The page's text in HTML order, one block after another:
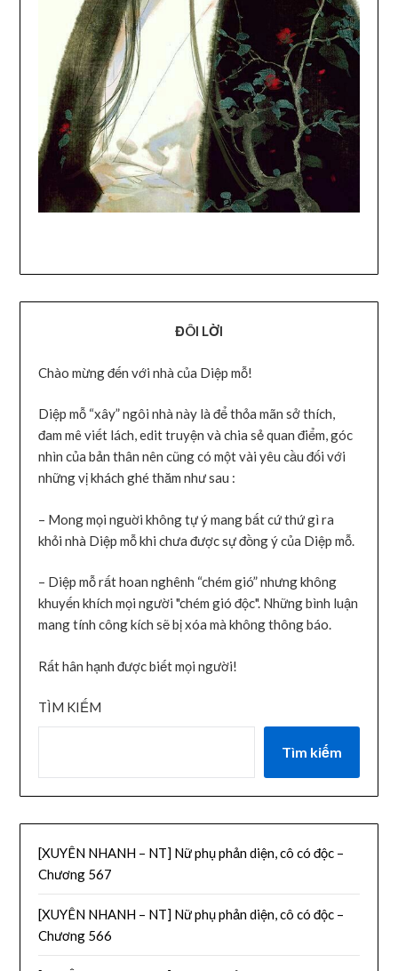
ĐÔI LỜI
Chào mừng đến với nhà của Diệp mỗ!
Diệp mỗ “xây” ngôi nhà này là để thỏa mãn sở thích,
đam mê viết lách, edit truyện và chia sẻ quan điểm, góc
nhìn của bản thân nên cũng có một vài yêu cầu đối với
những vị khách ghé thăm như sau :
– Mong mọi nguời không tự ý mang bất cứ thứ gì ra
khỏi nhà Diệp mỗ khi chưa được sự đồng ý của Diệp mỗ.
– Diệp mỗ rất hoan nghênh “chém gió” nhưng không
khuyến khích mọi người "chém gió độc". Những bình luận
mang tính công kích sẽ bị xóa mà không thông báo.
Rất hân hạnh được biết mọi người!
TÌM KIẾM
Tìm kiếm
[XUYÊN NHANH – NT] Nữ phụ phản diện, cô có độc –
Chương 567
[XUYÊN NHANH – NT] Nữ phụ phản diện, cô có độc –
Chương 566